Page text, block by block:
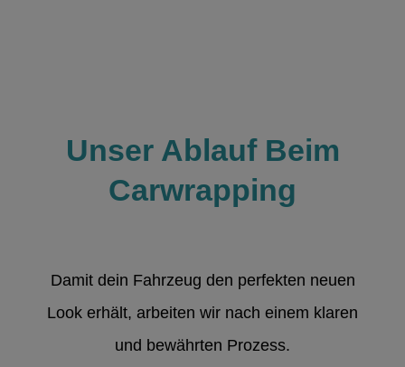
Unser Ablauf Beim
Carwrapping
Damit dein Fahrzeug den perfekten neuen
Look erhält, arbeiten wir nach einem klaren
und bewährten Prozess.